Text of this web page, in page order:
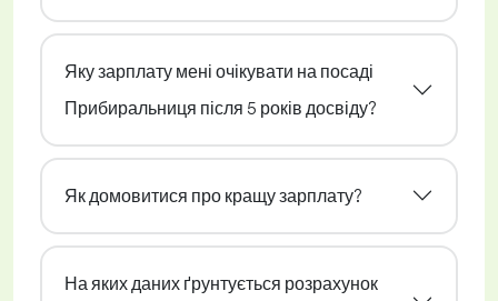
Яку зарплату мені очікувати на посаді
Прибиральниця після 5 років досвіду?
Як домовитися про кращу зарплату?
На яких даних ґрунтується розрахунок